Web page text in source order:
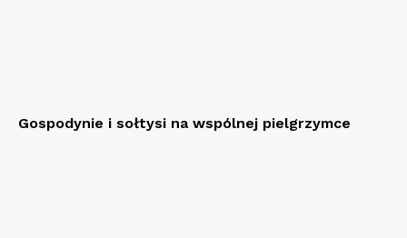
Gospodynie i sołtysi na wspólnej pielgrzymce